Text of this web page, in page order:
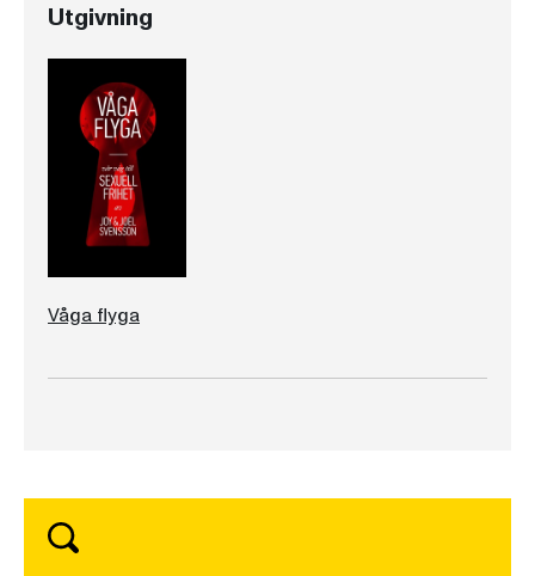
Utgivning
Våga flyga